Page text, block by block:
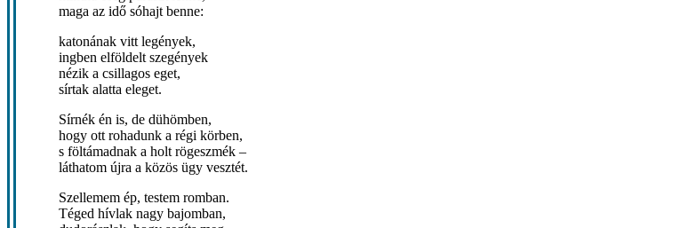
maga az idő sóhajt benne:
katonának vitt legények,
ingben elföldelt szegények
nézik a csillagos eget,
sírtak alatta eleget.
Sírnék én is, de dühömben,
hogy ott rohadunk a régi körben,
s föltámadnak a holt rögeszmék –
láthatom újra a közös ügy vesztét.
Szellemem ép, testem romban.
Téged hívlak nagy bajomban,